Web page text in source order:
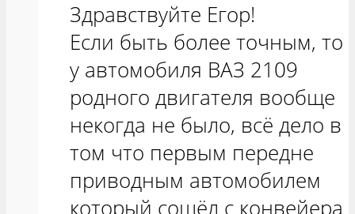
Здравствуйте Егор!
Если быть более точным, то
у автомобиля ВАЗ 2109
родного двигателя вообще
некогда не было, всё дело в
том что первым передне
приводным автомобилем
который сошёл с конвейера